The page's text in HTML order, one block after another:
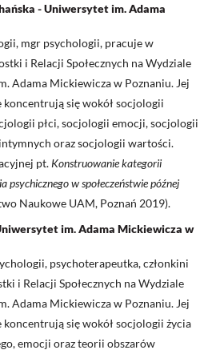
- Uniwersytet im. Adama
mgr psychologii, pracuje w
i Relacji Społecznych na Wydziale
Adama Mickiewicza w Poznaniu. Jej
się wokół socjologii
płci, socjologii emocji, socjologii
oraz socjologii wartości.
pt. Konstruowanie kategorii
psychicznego w społeczeństwie późnej
Naukowe UAM, Poznań 2019).
im. Adama Mickiewicza w
psychoterapeutka, członkini
i Relacji Społecznych na Wydziale
Adama Mickiewicza w Poznaniu. Jej
się wokół socjologii życia
emocji oraz teorii obszarów